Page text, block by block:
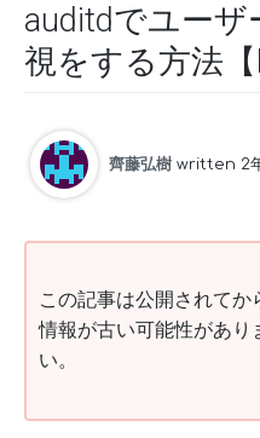
auditdでユーザ
視をする方法【
齊藤弘樹 written 2
この記事は公開されてか
情報が古い可能性があり
い。